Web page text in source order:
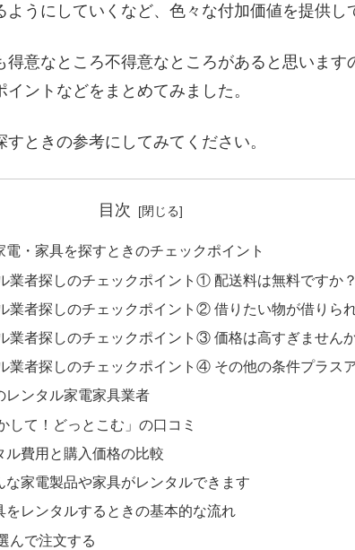
うにしていくなど、色々な付加価値を提供し
得意なところ不得意なところがあると思います
ントなどをまとめてみました。
ときの参考にしてみてください。
目次
・家具を探すときのチェックポイント
業者探しのチェックポイント① 配送料は無料ですか？
業者探しのチェックポイント② 借りたい物が借りら
業者探しのチェックポイント③ 価格は高すぎません
業者探しのチェックポイント④ その他の条件プラス
レンタル家電家具業者
して！どっとこむ」の口コミ
ル費用と購入価格の比較
な家電製品や家具がレンタルできます
をレンタルするときの基本的な流れ
んで注文する